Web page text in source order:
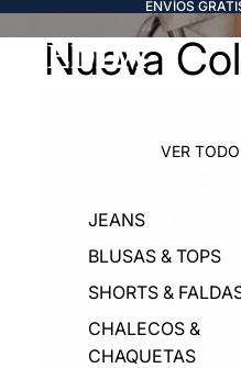
ENVÍOS
FREDDA
VER TODO
JEANS
BLUSAS & TOPS
SHORTS &
CHALECOS &
CHAQUETAS
Nueva